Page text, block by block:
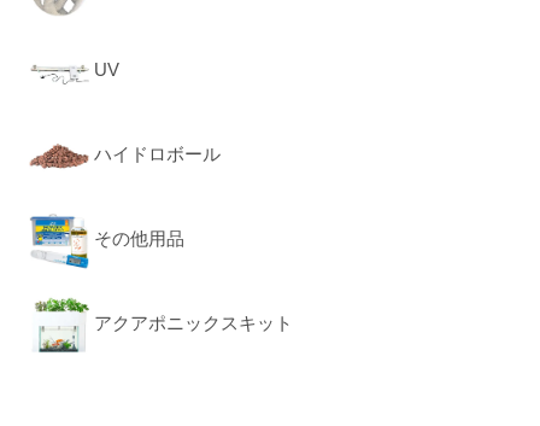
UV
ハイドロボール
その他用品
アクアポニックスキット